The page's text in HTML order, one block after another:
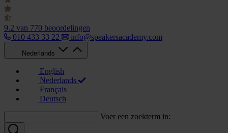
9.2 van 770 beoordelingen
010 433 33 22
info@speakersacademy.com
Nederlands
English
Nederlands
Français
Deutsch
Voer een zoekterm in: